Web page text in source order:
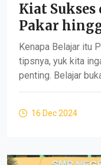
Kiat
Pakar
Kenapa Belajar itu
tipsnya, yuk kita
penting. Belajar
16 Dec 2024